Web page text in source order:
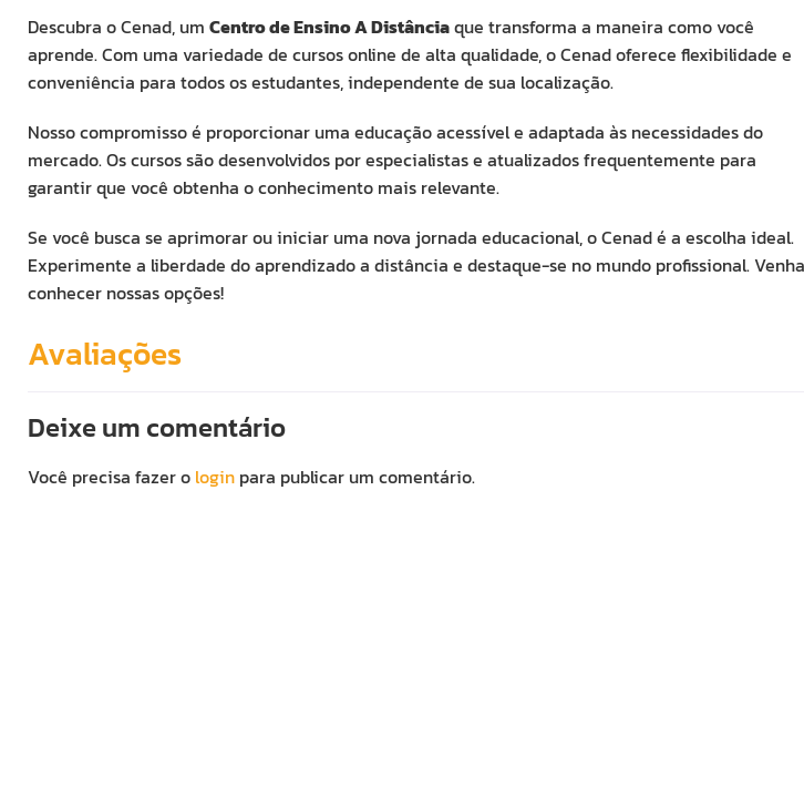
Descubra o Cenad, um Centro de Ensino A Distânciaque transforma a maneira como você
aprende. Com uma variedade de cursos online de alta qualidade, o Cenad oferece flexibilidade e
conveniência para todos os estudantes, independente de sua localização.
Nosso compromisso é proporcionar uma educação acessível e adaptada às necessidades do
mercado. Os cursos são desenvolvidos por especialistas e atualizados frequentemente para
garantir que você obtenha o conhecimento mais relevante.
Se você busca se aprimorar ou iniciar uma nova jornada educacional, o Cenad é a escolha ideal.
Experimente a liberdade do aprendizado a distância e destaque-se no mundo profissional. Venha
conhecer nossas opções!
Avaliações
Deixe um comentário
Você precisa fazer o login para publicar um comentário.